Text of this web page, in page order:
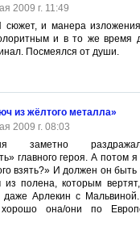
2009 г. 11:49
сюжет, и манера
и в то же время
Посмеялся от души.
из жёлтого металла»
2009 г. 08:03
заметно
главного героя. А потом
взять?» И должен он
из полена, которым
Арлекин с
хорошо она/они по